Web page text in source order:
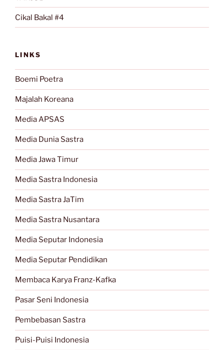
Cikal Bakal #4
LINKS
Boemi Poetra
Majalah Koreana
Media APSAS
Media Dunia Sastra
Media Jawa Timur
Media Sastra Indonesia
Media Sastra JaTim
Media Sastra Nusantara
Media Seputar Indonesia
Media Seputar Pendidikan
Membaca Karya Franz-Kafka
Pasar Seni Indonesia
Pembebasan Sastra
Puisi-Puisi Indonesia